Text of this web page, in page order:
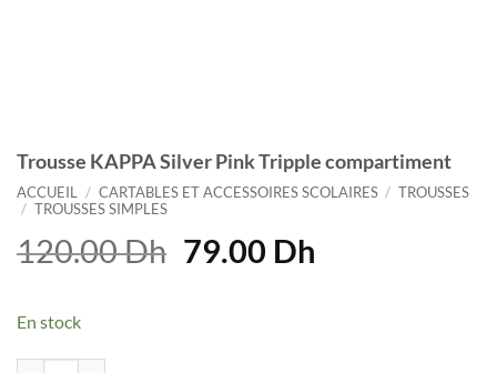
Trousse KAPPA Silver Pink Tripple compartiment
ACCUEIL / CARTABLES ET ACCESSOIRES SCOLAIRES / TROUSSES
/ TROUSSES SIMPLES
120.00Dh Le
79.00 DhLe
En stock